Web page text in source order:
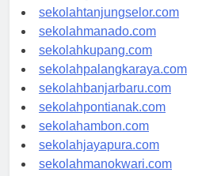
sekolahgorontalo.com
sekolahtanjungselor.com
sekolahmanado.com
sekolahkupang.com
sekolahpalangkaraya.com
sekolahbanjarbaru.com
sekolahpontianak.com
sekolahambon.com
sekolahjayapura.com